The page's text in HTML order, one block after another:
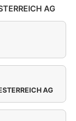
AG
AG